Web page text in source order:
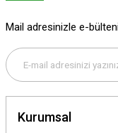
Bu ürüne benzer
Mail adresinizle e-
Kurumsal